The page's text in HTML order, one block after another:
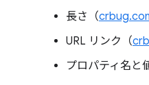
長さ（
URL リンク（
プロパティ名と